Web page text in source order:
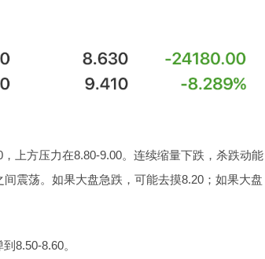
上方压力在8.80-9.00。连续缩量下跌，杀跌动能
震荡。如果大盘急跌，可能去摸8.20；如果大盘
8.50-8.60。